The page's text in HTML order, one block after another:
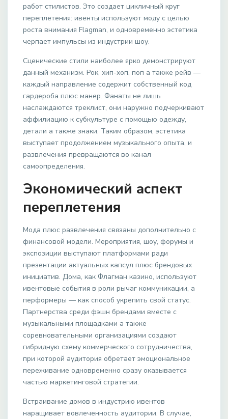
работ стилистов. Это создает цикличный круг
переплетения: ивенты используют моду с целью
роста внимания Flagman, и одновременно эстетика
черпает импульсы из индустрии шоу.
Сценические стили наиболее ярко демонстрируют
данный механизм. Рок, хип-хоп, поп а также рейв —
каждый направление содержит собственный код
гардероба плюс манер. Фанаты не лишь
наслаждаются треклист, они наружно подчеркивают
аффилиацию к субкультуре с помощью одежду,
детали а также знаки. Таким образом, эстетика
выступает продолжением музыкального опыта, и
развлечения превращаются во канал
самоопределения.
Экономический аспект
переплетения
Мода плюс развлечения связаны дополнительно с
финансовой модели. Мероприятия, шоу, форумы и
экспозиции выступают платформами ради
презентации актуальных капсул плюс брендовых
инициатив. Дома, как Флагман казино, используют
ивентовые события в роли рычаг коммуникации, а
перформеры — как способ укрепить свой статус.
Партнерства среди фэшн брендами вместе с
музыкальными площадками а также
соревновательными организациями создают
гибридную схему коммерческого сотрудничества,
при которой аудитория обретает эмоциональное
переживание одновременно сразу оказывается
частью маркетинговой стратегии.
Встраивание домов в индустрию ивентов
наращивает вовлеченность аудитории. В случае,